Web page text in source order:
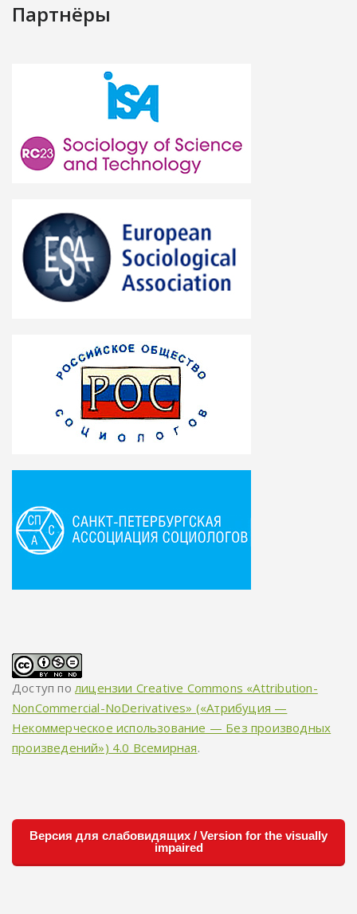
Партнёры
Доступ полицензии Creative Commons «Attribution-
NonCommercial-NoDerivatives» («Атрибуция —
Некоммерческое использование — Без производных
произведений») 4.0 Всемирная.
Версия для слабовидящих / Version for the visually
impaired